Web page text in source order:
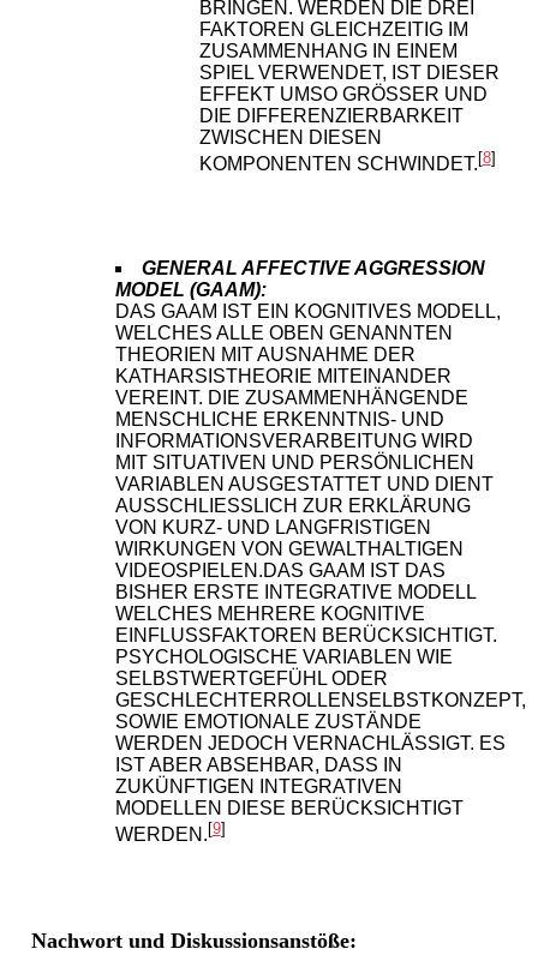
BRINGEN. WERDEN DIE DREI
FAKTOREN GLEICHZEITIG IM
ZUSAMMENHANG IN EINEM
SPIEL VERWENDET, IST DIESER
EFFEKT UMSO GRÖSSER UND D
IE DIFFERENZIERBARKEIT Z
WISCHEN DIESEN K
OMPONENTEN SCHWINDET. [8]
GENERAL AFFECTIVE AGGRESSION
MODEL (GAAM):
DAS GAAM IST EIN KOGNITIVES MODELL,
WELCHES ALLE OBEN GENANNTEN
THEORIEN MIT AUSNAHME DER
KATHARSISTHEORIE MITEINANDER
VEREINT. DIE ZUSAMMENHÄNGENDE
MENSCHLICHE ERKENNTNIS- UND
INFORMATIONSVERARBEITUNG WIRD
MIT SITUATIVEN UND PERSÖNLICHEN
VARIABLEN AUSGESTATTET UND DIENT
AUSSCHLIESSLICH ZUR ERKLÄRUNG V
ON KURZ- UND LANGFRISTIGEN W
IRKUNGEN VON GEWALTHALTIGEN V
IDEOSPIELEN.DAS GAAM IST DAS B
ISHER ERSTE INTEGRATIVE MODELL W
ELCHES MEHRERE KOGNITIVE E
INFLUSSFAKTOREN BERÜCKSICHTIGT. P
SYCHOLOGISCHE VARIABLEN WIE S
ELBSTWERTGEFÜHL ODER G
ESCHLECHTERROLLENSELBSTKONZEPT, S
OWIE EMOTIONALE ZUSTÄNDE W
ERDEN JEDOCH VERNACHLÄSSIGT. ES I
ST ABER ABSEHBAR, DASS IN Z
UKÜNFTIGEN INTEGRATIVEN M
ODELLEN DIESE BERÜCKSICHTIGT W
ERDEN. [9]
Nachwort und Diskussionsanstöße: